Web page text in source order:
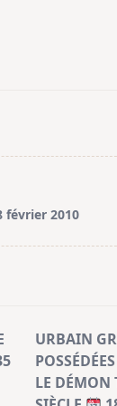
février 2010
URBAIN
LE DÉMON